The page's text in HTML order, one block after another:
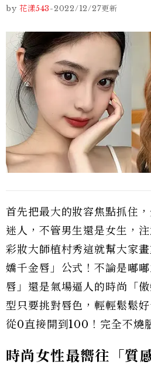
by 花漾543-2022/12/27更新
首先把最大的妝容焦點抓住
迷人，不管男生還是女生，
彩妝大師植村秀這就幫大家
嬌千金唇」公式！不論是嘟
唇」還是氣場逼人的時尚「
型只要挑對唇色，輕輕鬆鬆
從0直接開到100！完全不燒
時尚女性最嚮往「質